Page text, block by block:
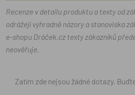
Recenze v detailu produktu a texty od
odrážejí výhradně názory a stanoviska
e-shopu Dráček.cz texty zákazníků
neověřuje.
Zatím zde nejsou žádné dotazy.